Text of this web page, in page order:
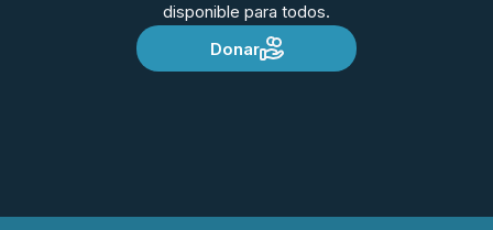
disponible para todos.
Donar